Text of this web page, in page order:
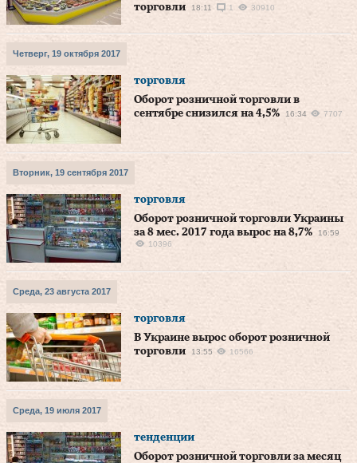
торговли
18:11 1 30910
Четверг, 19 октября 2017
торговля
Оборот розничной торговли в
сентябре снизился на 4,5%
16:34 7707
Вторник, 19 сентября 2017
торговля
Оборот розничной торговли Украины
за 8 мес. 2017 года вырос на 8,7%
16:59
10396
Среда, 23 августа 2017
торговля
В Украине вырос оборот розничной
торговли
13:55 16566
Среда, 19 июля 2017
тенденции
Оборот розничной торговли за месяц